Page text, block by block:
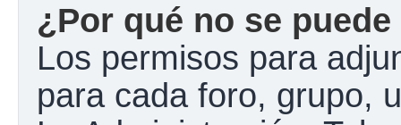
¿Por qué no se
Los permisos para
para cada foro, grupo,